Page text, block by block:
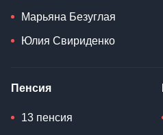
Марьяна Безуглая
Юлия Свириденко
Пенсия
13 пенсия